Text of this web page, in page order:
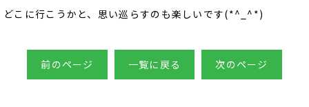
どこに行こうかと、思い巡らすのも楽しいです(*^_^*)
前のページ 一覧に戻る 次のページ